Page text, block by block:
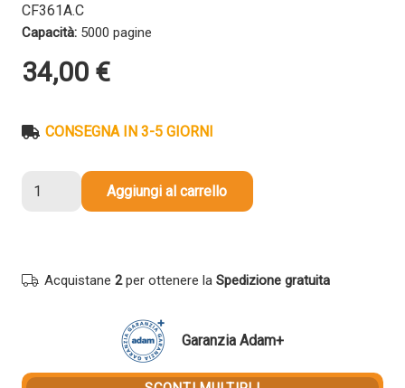
CF361A.C
Capacità: 5000 pagine
34,00 €
CONSEGNA IN 3-5 GIORNI
compatibile
CIANO
Aggiungi al carrello
Acquistane 2per ottenere la Spedizione gratuita
Garanzia Adam+